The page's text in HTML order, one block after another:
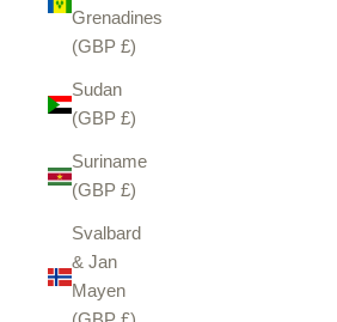
Grenadines
(GBP £)
Sudan
(GBP £)
Suriname
(GBP £)
Svalbard
& Jan
Mayen